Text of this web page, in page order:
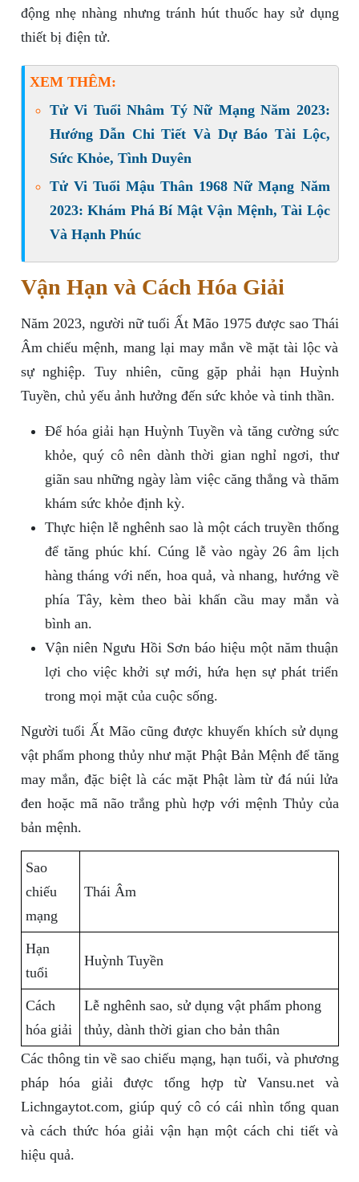
động nhẹ nhàng nhưng tránh hút thuốc hay sử dụng
thiết bị điện tử.
XEM THÊM:
Tử Vi Tuổi Nhâm Tý Nữ Mạng Năm 2023:
Hướng Dẫn Chi Tiết Và Dự Báo Tài Lộc,
Sức Khỏe, Tình Duyên
Tử Vi Tuổi Mậu Thân 1968 Nữ Mạng Năm
2023: Khám Phá Bí Mật Vận Mệnh, Tài Lộc
Và Hạnh Phúc
Vận Hạn và Cách Hóa Giải
Năm 2023, người nữ tuổi Ất Mão 1975 được sao Thái
Âm chiếu mệnh, mang lại may mắn về mặt tài lộc và
sự nghiệp. Tuy nhiên, cũng gặp phải hạn Huỳnh
Tuyền, chủ yếu ảnh hưởng đến sức khỏe và tinh thần.
Để hóa giải hạn Huỳnh Tuyền và tăng cường sức
khỏe, quý cô nên dành thời gian nghỉ ngơi, thư
giãn sau những ngày làm việc căng thẳng và thăm
khám sức khỏe định kỳ.
Thực hiện lễ nghênh sao là một cách truyền thống
để tăng phúc khí. Cúng lễ vào ngày 26 âm lịch
hàng tháng với nến, hoa quả, và nhang, hướng về
phía Tây, kèm theo bài khấn cầu may mắn và
bình an.
Vận niên Ngưu Hồi Sơn báo hiệu một năm thuận
lợi cho việc khởi sự mới, hứa hẹn sự phát triển
trong mọi mặt của cuộc sống.
Người tuổi Ất Mão cũng được khuyến khích sử dụng
vật phẩm phong thủy như mặt Phật Bản Mệnh để tăng
may mắn, đặc biệt là các mặt Phật làm từ đá núi lửa
đen hoặc mã não trắng phù hợp với mệnh Thủy của
bản mệnh.
Sao
chiếu
mạng
Thái Âm
Hạn
tuổi
Huỳnh Tuyền
Cách
hóa giải
Lễ nghênh sao, sử dụng vật phẩm phong
thủy, dành thời gian cho bản thân
Các thông tin về sao chiếu mạng, hạn tuổi, và phương
pháp hóa giải được tổng hợp từ Vansu.net và
Lichngaytot.com, giúp quý cô có cái nhìn tổng quan
và cách thức hóa giải vận hạn một cách chi tiết và
hiệu quả.